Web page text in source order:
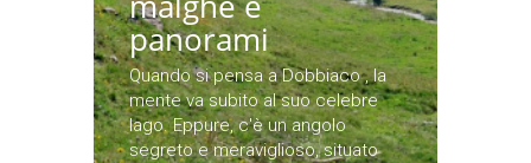
panorami
Quando si pensa a Dobbiaco , la
mente va subito al suo celebre
lago. Eppure, c'è un angolo
segreto e meraviglioso, situato